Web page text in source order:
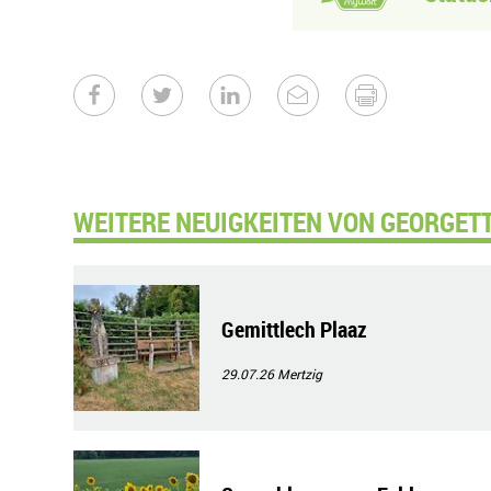
WEITERE NEUIGKEITEN VON
Gemittlech Plaaz
29.07.26Mertzig